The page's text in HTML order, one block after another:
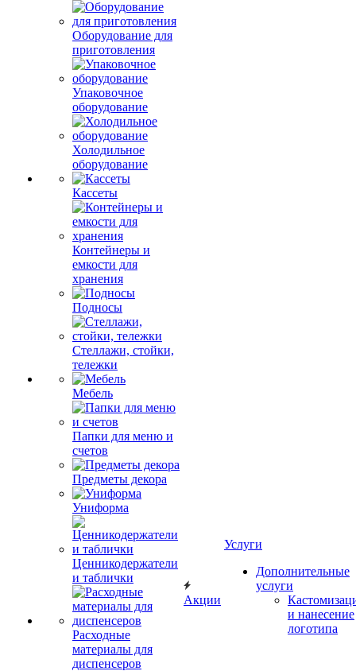
Оборудование для
приготовления
Упаковочное
оборудование
Холодильное
оборудование
Кассеты
Контейнеры и
емкости для
хранения
Подносы
Стеллажи, стойки,
тележки
Мебель
Папки для меню и
счетов
Предметы декора
Униформа
Ценникодержатели
и таблички
Расходные
материалы для
диспенсеров
Акции
Услуги
Дополнительные
услуги
и нанесение
логотипа